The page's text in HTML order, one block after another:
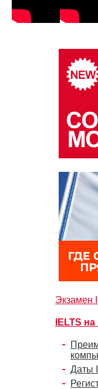
Экзамен
IELTS
Даты